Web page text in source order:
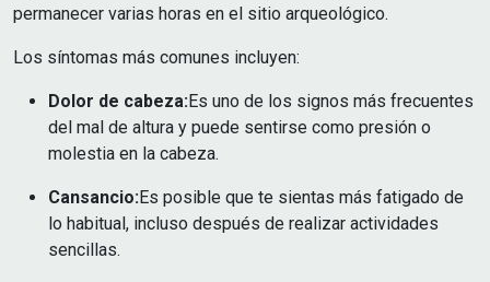
permanecer varias horas en el sitio arqueológico.
Los síntomas más comunes incluyen:
Dolor de cabeza:Es uno de los signos más frecuentes
del mal de altura y puede sentirse como presión o
molestia en la cabeza.
Cansancio:Es posible que te sientas más fatigado de
lo habitual, incluso después de realizar actividades
sencillas.